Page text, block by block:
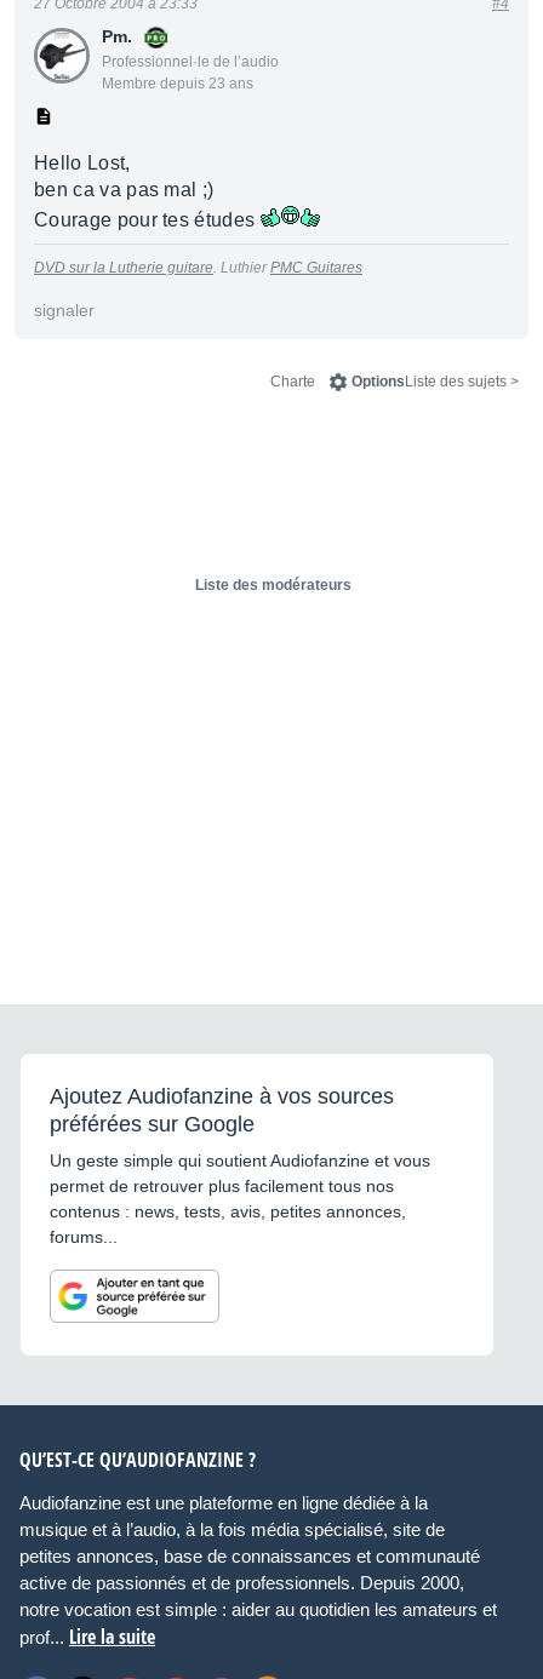
Pm.
Professionnel·le de l’audio
Membre depuis 23 ans
27 Octobre 2004 à 23:33 #4
Hello Lost,
ben ca va pas mal ;)
Courage pour tes études
DVD sur la Lutherie guitare. LuthierPMC Guitares
signaler
< Liste des sujets
Options
Charte
Liste des modérateurs
Ajoutez Audiofanzine à vos sources
préférées sur Google
Un geste simple qui soutient Audiofanzine et vous
permet de retrouver plus facilement tous nos
contenus : news, tests, avis, petites annonces,
forums...
QU’EST-CE QU’AUDIOFANZINE ?
Audiofanzine est une plateforme en ligne dédiée à la
musique et à l’audio, à la fois média spécialisé, site de
petites annonces, base de connaissances et communauté
active de passionnés et de professionnels. Depuis 2000,
notre vocation est simple : aider au quotidien les amateurs et
prof... Lire la suite